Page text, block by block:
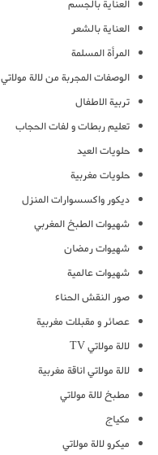
العناية بالجسم
العناية بالشعر
المرأة المسلمة
الوصفات المجربة من لالة مولاتي
تربية الاطفال
تعليم ربطات و لفات الحجاب
حلويات العيد
حلويات مغربية
ديكور واكسسوارات المنزل
شهيوات الطبخ المغربي
شهيوات رمضان
شهيوات عالمية
صور النقش الحناء
عصائر و مقبلات مغربية
لالة مولاتي TV
لالة مولاتي اناقة مغربية
مطبخ لالة مولاتي
مكياج
ميكرو لالة مولاتي